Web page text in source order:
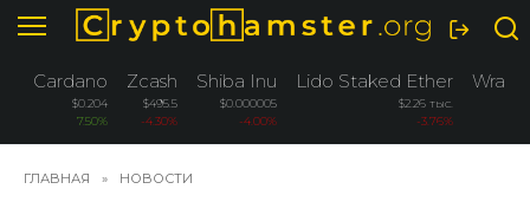
Перейти
содержанию
Cardano
$0.204
7.50%
Zcash
$495.5
-4.30%
Shiba Inu
$0.000005
-4.00%
Lido Staked Ether
$2.26 тыс.
-3.76%
ГЛАВНАЯ » НОВОСТИ